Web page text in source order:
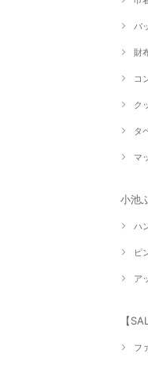
バ
財
コ
ク
タ
マ
小池
ハ
ピ
ア
【
フ